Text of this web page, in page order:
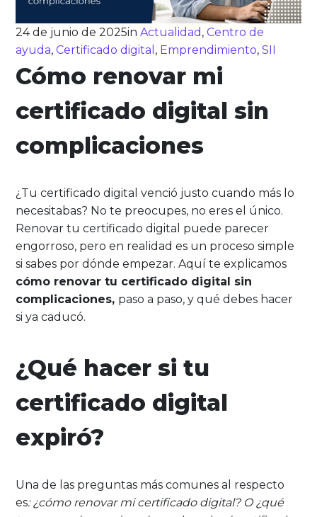
24 de junio de 2025inActualidad ,Centro de
ayuda,Certificado digital , Emprendimiento,SII
Cómo renovar mi
certificado digital sin
complicaciones
¿Tu certificado digital venció justo cuando más lo
necesitabas? No te preocupes, no eres el único.
Renovar tu certificado digital puede parecer
engorroso, pero en realidad es un proceso simple
si sabes por dónde empezar. Aquí te explicamos
cómo renovar tu certificado digital sin
complicaciones, paso a paso, y qué debes hacer
si ya caducó.
¿Qué hacer si tu
certificado digital
expiró?
Una de las preguntas más comunes al respecto
es: ¿cómo renovar mi certificado digital? O ¿qué